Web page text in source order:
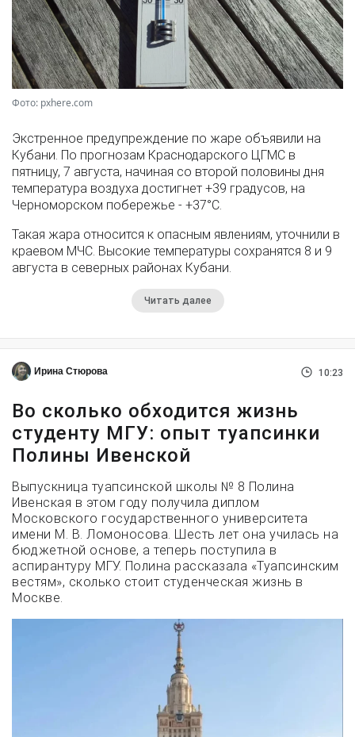
Фото: pxhere.com
Экстренное предупреждение по жаре объявили на
Кубани. По прогнозам Краснодарского ЦГМС в
пятницу, 7 августа, начиная со второй половины дня
температура воздуха достигнет +39 градусов, на
Черноморском побережье - +37°­С.
Такая жара относится к опасным явлениям, уточнили в
краевом МЧС. Высокие температуры сохранятся 8 и 9
августа в северных районах Кубани.
Читать далее
Ирина Стюрова 10:23
Во сколько обходится жизнь
студенту МГУ: опыт туапсинки
Полины Ивенской
Выпускница туапсинской школы № 8 Полина
Ивенская в этом году получила диплом
Московского государственного университета
имени М. В. Ломоносова. Шесть лет она училась на
бюджетной основе, а теперь поступила в
аспирантуру МГУ. Полина рассказала «Туапсинским
вестям», сколько стоит студенческая жизнь в
Москве.